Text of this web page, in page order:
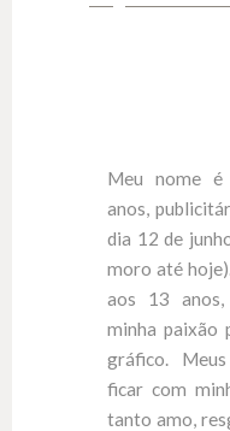
Meu nome é
anos,
dia 12 de
moro até
aos 13
minha paixão
gráfico.
ficar com
tanto amo,